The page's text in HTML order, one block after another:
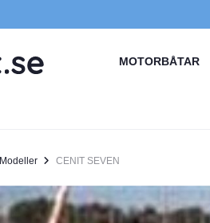
MOTORBÅTAR
Modeller CENIT SEVEN